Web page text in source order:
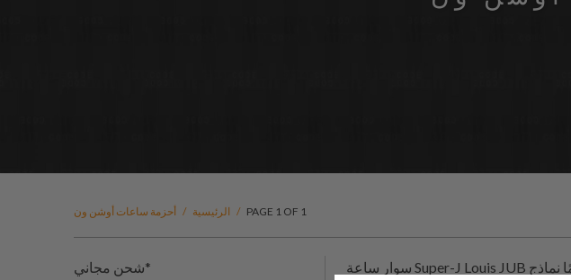
الرئيسية / أحزمة ساعات أوشن ون / PAGE 1 OF 1
شحن مجاني*